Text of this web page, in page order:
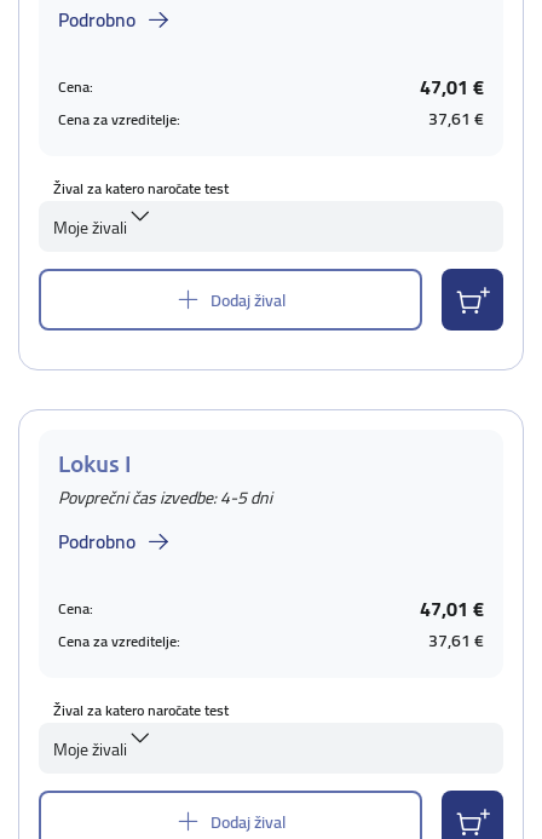
Podrobno
Cena: 47,01 €
Cena za vzreditelje: 37,61 €
Žival za katero naročate test
Moje živali
Dodaj žival
Lokus I
Povprečni čas izvedbe: 4-5 dni
Podrobno
Cena: 47,01 €
Cena za vzreditelje: 37,61 €
Žival za katero naročate test
Moje živali
Dodaj žival